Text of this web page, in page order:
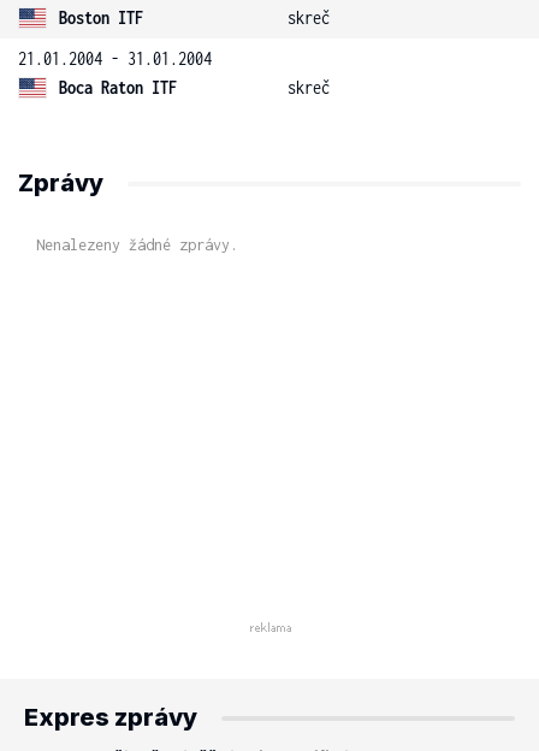
Boston ITF
skreč
21.01.2004 - 31.01.2004
Boca Raton ITF
skreč
Zprávy
Nenalezeny žádné zprávy.
Expres zprávy